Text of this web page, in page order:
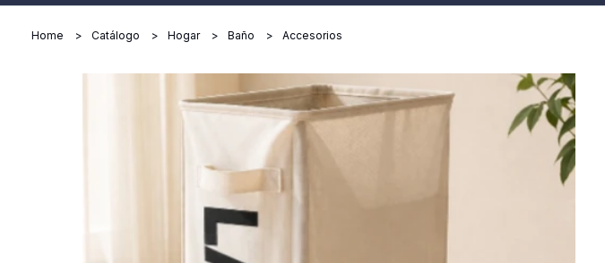
Home Catálogo Hogar Baño Accesorios